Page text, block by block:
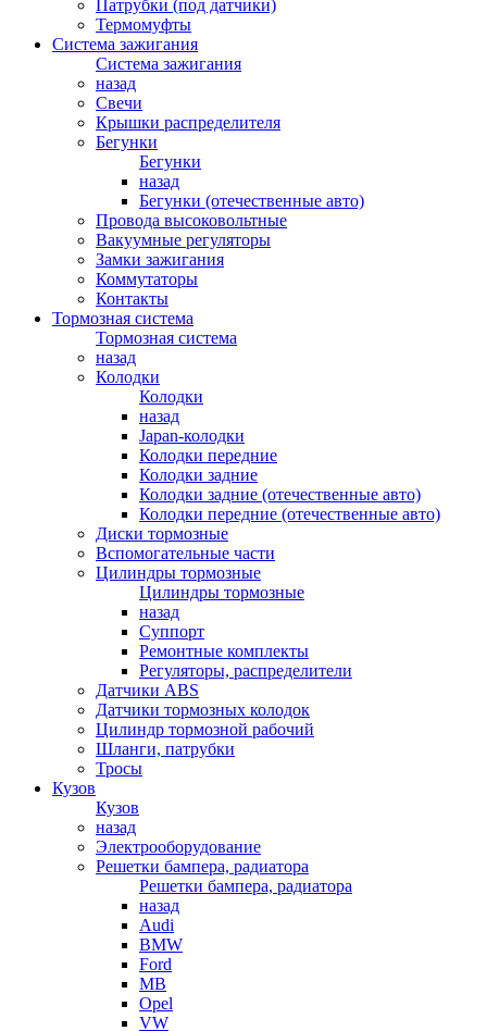
Патрубки (под датчики)
Термомуфты
Система зажигания
Система зажигания
назад
Свечи
Крышки распределителя
Бегунки
Бегунки
назад
Бегунки (отечественные авто)
Провода высоковольтные
Вакуумные регуляторы
Замки зажигания
Коммутаторы
Контакты
Тормозная система
Тормозная система
назад
Колодки
Колодки
назад
Japan-колодки
Колодки передние
Колодки задние
Колодки задние (отечественные авто)
Колодки передние (отечественные авто)
Диски тормозные
Вспомогательные части
Цилиндры тормозные
Цилиндры тормозные
назад
Суппорт
Ремонтные комплекты
Регуляторы, распределители
Датчики ABS
Датчики тормозных колодок
Цилиндр тормозной рабочий
Шланги, патрубки
Тросы
Кузов
Кузов
назад
Электрооборудование
Решетки бампера, радиатора
Решетки бампера, радиатора
назад
Audi
BMW
Ford
MB
Opel
VW